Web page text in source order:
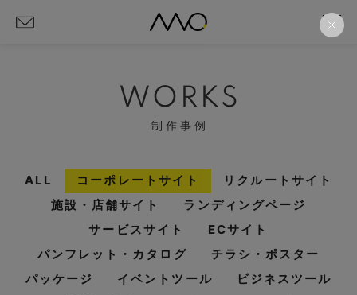
WORKS
制作事例
ALL コーポレートサイト
リクルートサイト
施設・店舗サイト
ランディングページ
サービスサイト
ECサイト
パンフレット・カタログ
チラシ・ポスター
パッケージ
イベントツール
ビジネスツール